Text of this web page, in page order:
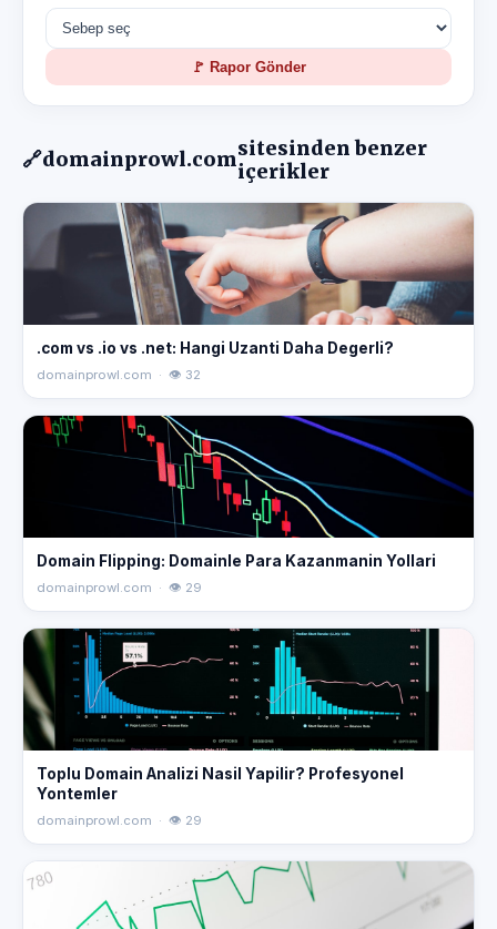
🚩 Rapor Gönder
🔗domainprowl.comsitesinden benzer
içerikler
.com vs .io vs .net: Hangi Uzanti Daha Degerli?
domainprowl.com · 👁 32
Domain Flipping: Domainle Para Kazanmanin Yollari
domainprowl.com · 👁 29
Toplu Domain Analizi Nasil Yapilir? Profesyonel
Yontemler
domainprowl.com · 👁 29